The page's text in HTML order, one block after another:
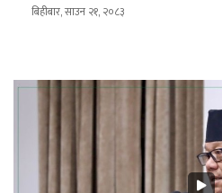
बिहीबार, साउन २१, २०८३